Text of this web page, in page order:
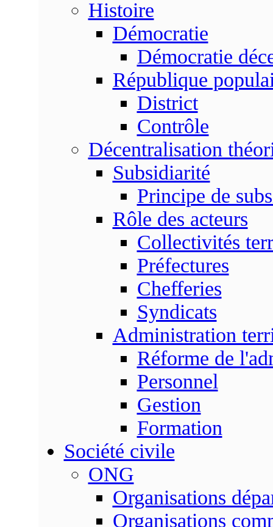
Histoire
Démocratie
Démocratie
République
District
Contrôle
Décentralisation
Subsidiarité
Principe de
Rôle des acteurs
Collectivités
Préfectures
Chefferies
Syndicats
Administration
Réforme de
Personnel
Gestion
Formation
Société civile
ONG
Organisations
Organisations